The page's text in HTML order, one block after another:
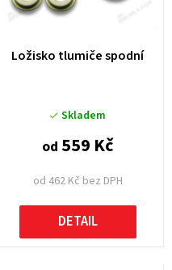
Ložisko tlumiče spodní
Skladem
od 462 Kč bez DPH
od 559 Kč
DETAIL